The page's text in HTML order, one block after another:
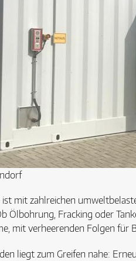
mit zahlreichen
Ölbohrung, Fracking oder
mit verheerenden Folgen für
liegt zum Greifen nahe: